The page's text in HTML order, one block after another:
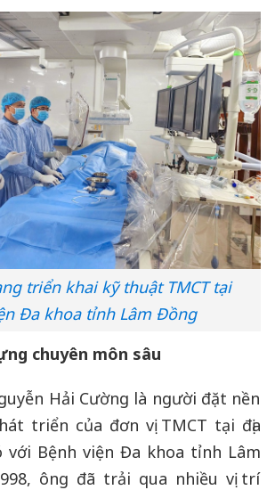
triển khai kỹ thuật TMCT tại
Đa khoa tỉnh Lâm Đồng
chuyên môn sâu
Hải Cường là người đặt nền
triển của đơn vị TMCT tại địa
với Bệnh viện Đa khoa tỉnh Lâm
ông đã trải qua nhiều vị trí